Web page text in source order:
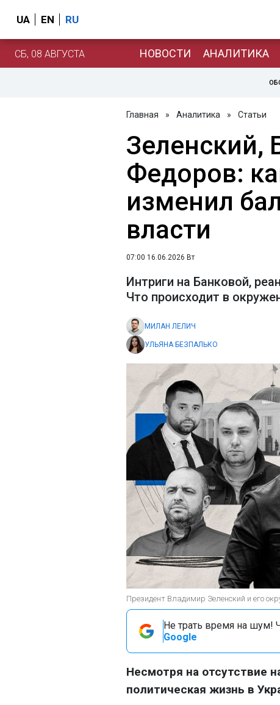
UA EN RU
СБ, 08 АВГУСТА НОВОСТИ АНАЛИТИКА
Главная » Аналитика » Статьи
Зеленский,
Федоров:
изменил
власти
07:00 16.06.2026 Вт
Интриги на Банковой,
Что происходит в
МИЛАН ЛЕЛИЧ
УЛЬЯНА БЕЗПАЛЬКО
Президент Владимир Зеленский и его
Не трать время на шум!
Google
Несмотря на отсутствие
политическая жизнь в